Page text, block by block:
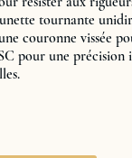
tournante
couronne vissée
pour une précision